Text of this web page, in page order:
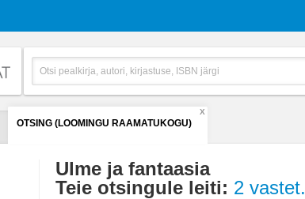
OTSING (LOOMINGU RAAMATUKOGU)
X
Ulme ja fantaasia
Teie otsingule leiti: 2 vastet.